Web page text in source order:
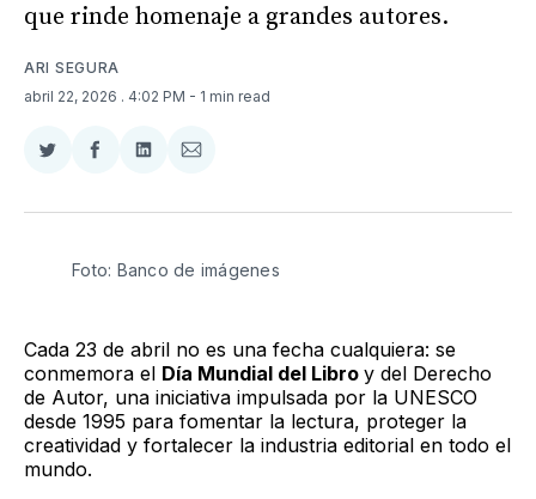
que rinde homenaje a grandes autores.
ARI SEGURA
abril 22, 2026 . 4:02 PM - 1 min read
Compartir
Twitter
Compartir
Facebook
Compartir
LinkedIn
Compartir
Email
Foto: Banco de imágenes
Cada 23 de abril no es una fecha cualquiera: se
conmemora el Día Mundial del Libro y del Derecho
de Autor, una iniciativa impulsada por la UNESCO
desde 1995 para fomentar la lectura, proteger la
creatividad y fortalecer la industria editorial en todo el
mundo.